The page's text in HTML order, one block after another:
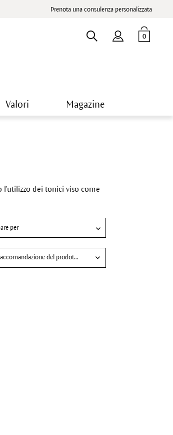
Prenota una consulenza personalizzata
0
Valori Magazine
l'utilizzo dei tonici viso come
Raccomandazione del prodotto per